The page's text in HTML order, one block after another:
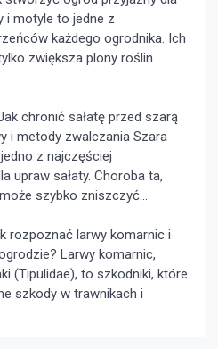
i motyle to jedne z
każdego ogrodnika. Ich
zwiększa plony roślin
chronić sałatę przed szarą
i metody zwalczania Szara
z najczęściej
upraw sałaty. Choroba ta,
szybko zniszczyć...
rozpoznać larwy komarnic i
Larwy komarnic,
(Tipulidae), to szkodniki, które
szkody w trawnikach i